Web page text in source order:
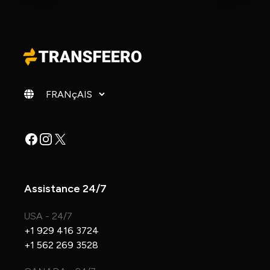
Changer de langue
Facebook
Instagram
X
Assistance 24/7
USA - 24/7
+1 929 416 3724
+1 562 269 3528